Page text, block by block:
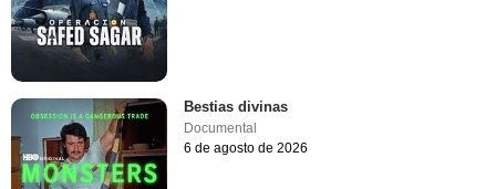
Bestias divinas
Documental
6 de agosto de 2026